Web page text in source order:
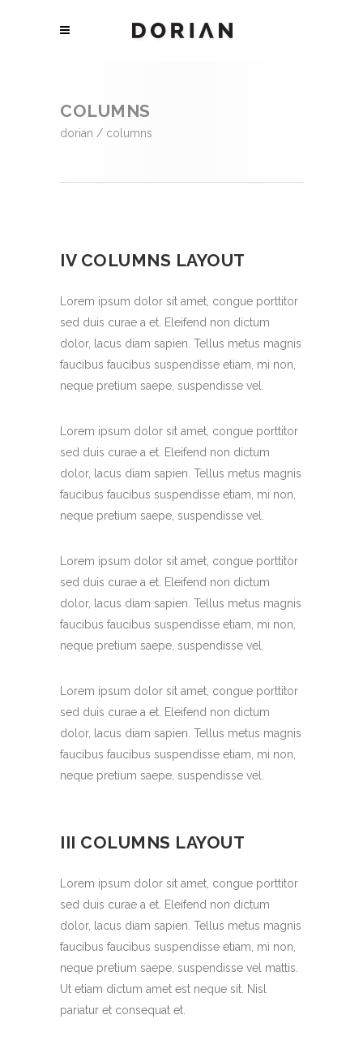
COLUMNS
dorian / columns
IV COLUMNS LAYOUT
Lorem ipsum dolor sit amet, congue porttitor
sed duis curae a et. Eleifend non dictum
dolor, lacus diam sapien. Tellus metus magnis
faucibus faucibus suspendisse etiam, mi non,
neque pretium saepe, suspendisse vel.
Lorem ipsum dolor sit amet, congue porttitor
sed duis curae a et. Eleifend non dictum
dolor, lacus diam sapien. Tellus metus magnis
faucibus faucibus suspendisse etiam, mi non,
neque pretium saepe, suspendisse vel.
Lorem ipsum dolor sit amet, congue porttitor
sed duis curae a et. Eleifend non dictum
dolor, lacus diam sapien. Tellus metus magnis
faucibus faucibus suspendisse etiam, mi non,
neque pretium saepe, suspendisse vel.
Lorem ipsum dolor sit amet, congue porttitor
sed duis curae a et. Eleifend non dictum
dolor, lacus diam sapien. Tellus metus magnis
faucibus faucibus suspendisse etiam, mi non,
neque pretium saepe, suspendisse vel.
III COLUMNS LAYOUT
Lorem ipsum dolor sit amet, congue porttitor
sed duis curae a et. Eleifend non dictum
dolor, lacus diam sapien. Tellus metus magnis
faucibus faucibus suspendisse etiam, mi non,
neque pretium saepe, suspendisse vel mattis.
Ut etiam dictum amet est neque sit. Nisl
pariatur et consequat et.